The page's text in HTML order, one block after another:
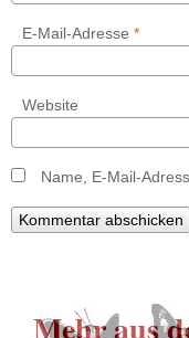
E-Mail-Adresse *
Website
Name, E-Mail-
Mehr aus